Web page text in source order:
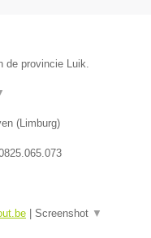
de provincie Luik.
(Limburg)
Screenshot ▼